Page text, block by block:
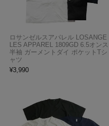
ロサンゼルスアパレル LOSANGE
LES APPAREL 1809GD 6.5オンス
半袖 ガーメントダイ ポケットTシ
ャツ
¥3,990